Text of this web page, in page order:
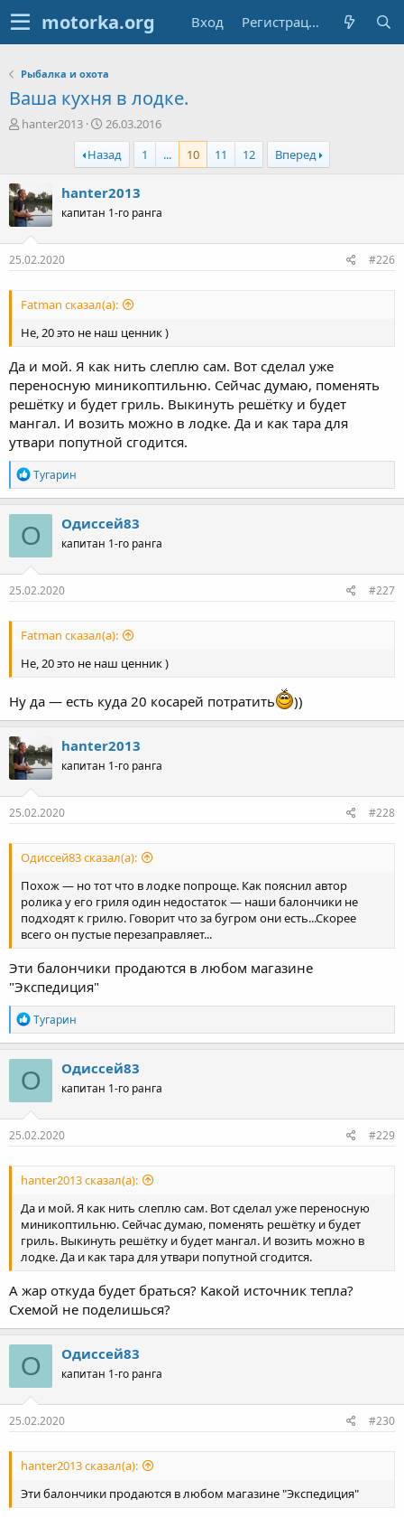
Вход Регистрация
Рыбалка и охота
Ваша кухня в лодке.
А
р
т
е
ы
hanter2013
Д
а
т
а
н
ч
26.03.2016
Назад
1 ... 10 11 12 Вперед
hanter2013
капитан 1-го ранга
25.02.2020 #226
Fatman сказал(а):
Не, 20 это не наш ценник )
Да и мой. Я как нить слеплю сам. Вот сделал уже
переносную миникоптильню. Сейчас думаю, поменять
решётку и будет гриль. Выкинуть решётку и будет
мангал. И возить можно в лодке. Да и как тара для
утвари попутной сгодится.
Р
е
а
к
ц
и
и
:
Тугарин
О Одиссей83
капитан 1-го ранга
25.02.2020 #227
Fatman сказал(а):
Не, 20 это не наш ценник )
Ну да — есть куда 20 косарей потратить ))
hanter2013
капитан 1-го ранга
25.02.2020 #228
Одиссей83 сказал(а):
Похож — но тот что в лодке попроще. Как пояснил автор
ролика у его гриля один недостаток — наши балончики не
подходят к грилю. Говорит что за бугром они есть...Скорее
всего он пустые перезаправляет...
Эти балончики продаются в любом магазине
"Экспедиция"
Р
е
а
к
ц
и
и
:
Тугарин
О Одиссей83
капитан 1-го ранга
25.02.2020 #229
hanter2013 сказал(а):
Да и мой. Я как нить слеплю сам. Вот сделал уже переносную
миникоптильню. Сейчас думаю, поменять решётку и будет
гриль. Выкинуть решётку и будет мангал. И возить можно в
лодке. Да и как тара для утвари попутной сгодится.
А жар откуда будет браться? Какой источник тепла?
Схемой не поделишься?
О Одиссей83
капитан 1-го ранга
25.02.2020 #230
hanter2013 сказал(а):
Эти балончики продаются в любом магазине "Экспедиция"